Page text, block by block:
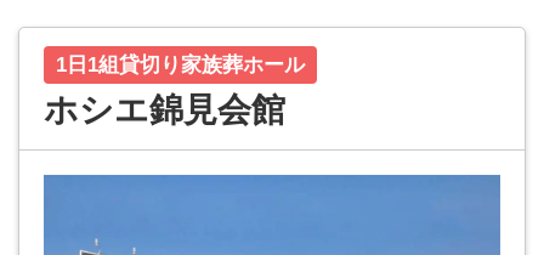
ホシエ錦見会館
1日1組貸切り家族葬ホール